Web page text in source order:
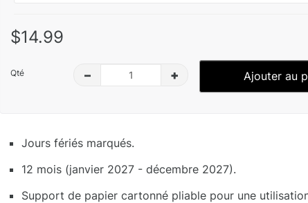
$14.99
Qté – + Ajouter au
Jours fériés marqués.
12 mois (janvier 2027 - décembre 2027).
Support de papier cartonné pliable pour une